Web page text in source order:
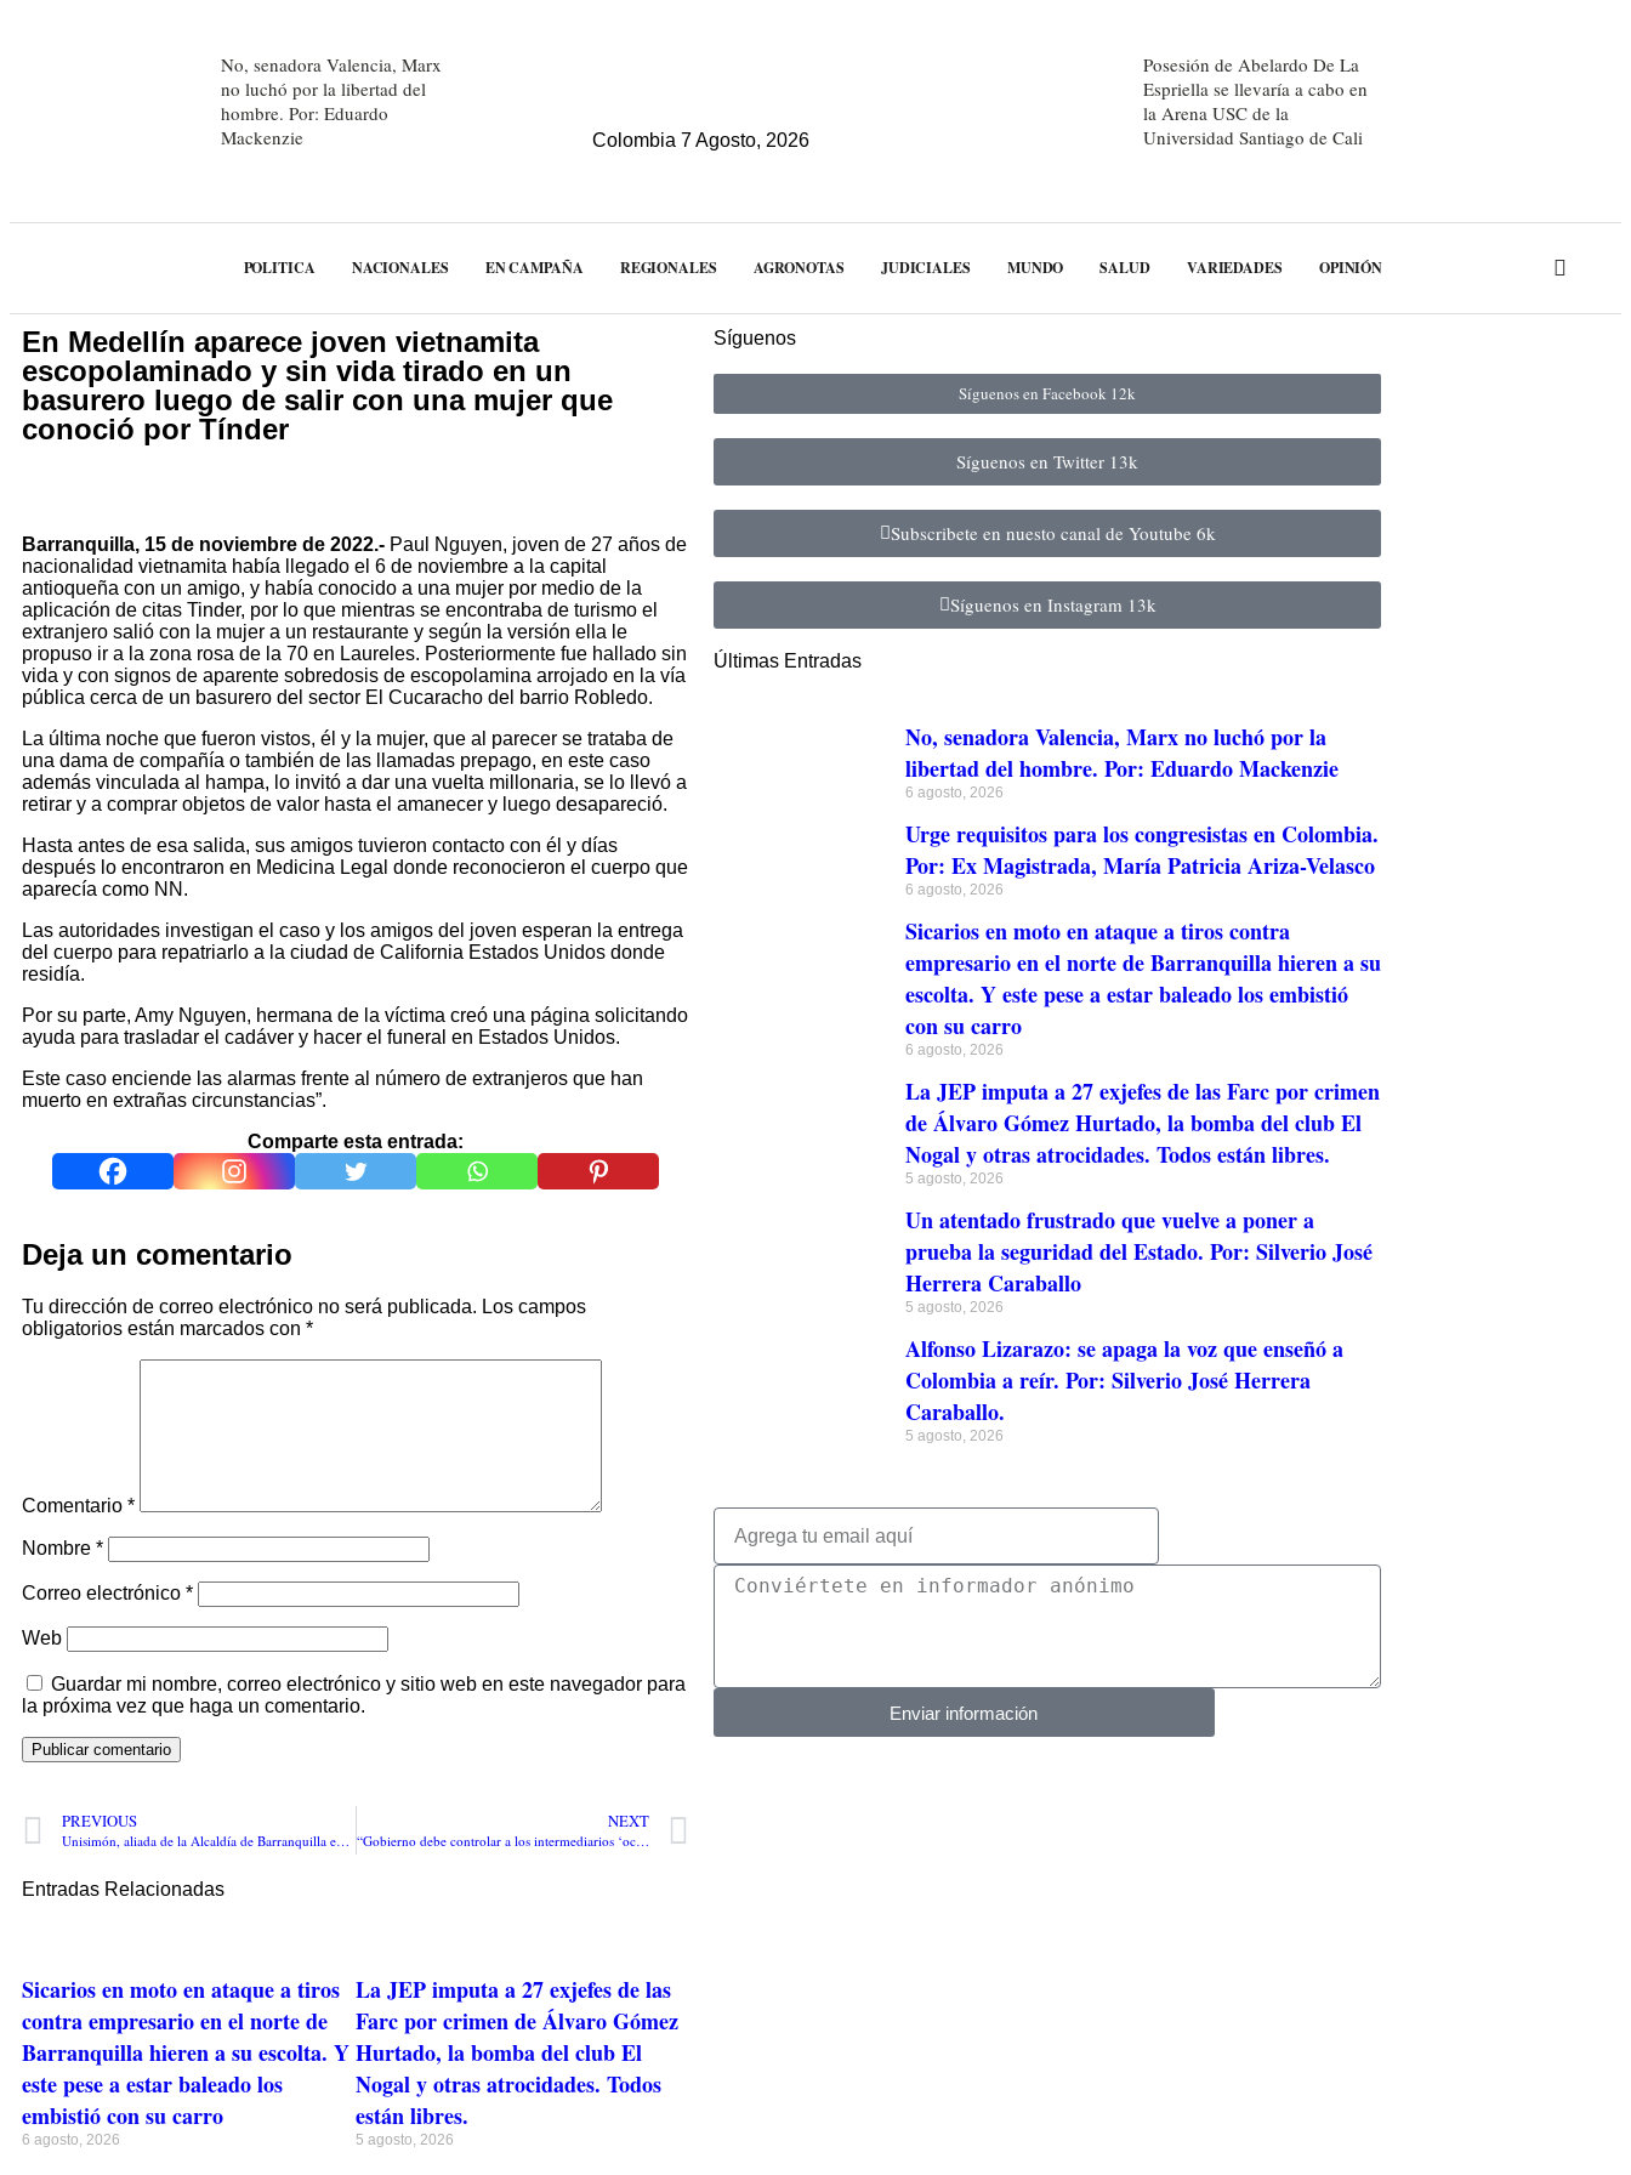
No, senadora Valencia, Marx
no luchó por la libertad del
hombre. Por: Eduardo
Mackenzie
Colombia 7 Agosto, 2026
Posesión de Abelardo De La
Espriella se llevaría a cabo en
la Arena USC de la
Universidad Santiago de Cali
POLITICA NACIONALES EN CAMPAÑA REGIONALES AGRONOTAS JUDICIALES MUNDO SALUD VARIEDADES OPINIÓN
En Medellín aparece joven vietnamita
escopolaminado y sin vida tirado en un
basurero luego de salir con una mujer que
conoció por Tínder
Barranquilla, 15 de noviembre de 2022.- Paul Nguyen, joven de 27 años de
nacionalidad vietnamita había llegado el 6 de noviembre a la capital
antioqueña con un amigo, y había conocido a una mujer por medio de la
aplicación de citas Tinder, por lo que mientras se encontraba de turismo el
extranjero salió con la mujer a un restaurante y según la versión ella le
propuso ir a la zona rosa de la 70 en Laureles. Posteriormente fue hallado sin
vida y con signos de aparente sobredosis de escopolamina arrojado en la vía
pública cerca de un basurero del sector El Cucaracho del barrio Robledo.
La última noche que fueron vistos, él y la mujer, que al parecer se trataba de
una dama de compañía o también de las llamadas prepago, en este caso
además vinculada al hampa, lo invitó a dar una vuelta millonaria, se lo llevó a
retirar y a comprar objetos de valor hasta el amanecer y luego desapareció.
Hasta antes de esa salida, sus amigos tuvieron contacto con él y días
después lo encontraron en Medicina Legal donde reconocieron el cuerpo que
aparecía como NN.
Las autoridades investigan el caso y los amigos del joven esperan la entrega
del cuerpo para repatriarlo a la ciudad de California Estados Unidos donde
residía.
Por su parte, Amy Nguyen, hermana de la víctima creó una página solicitando
ayuda para trasladar el cadáver y hacer el funeral en Estados Unidos.
Este caso enciende las alarmas frente al número de extranjeros que han
muerto en extrañas circunstancias”.
Comparte esta entrada:
Deja un comentario
Tu dirección de correo electrónico no será publicada. Los campos
obligatorios están marcados con *
Comentario *
Nombre *
Correo electrónico *
Web
Guardar mi nombre, correo electrónico y sitio web en este navegador para
la próxima vez que haga un comentario.
PREVIOUS
Unisimón, aliada de la Alcaldía de Barranquilla en campaña internacional contra la Diabetes
NEXT
“Gobierno debe controlar a los intermediarios ‘ociosos’ en la cadena de la carne de res”: Lafaurie Rivera
Entradas Relacionadas
Sicarios en moto en ataque a tiros
contra empresario en el norte de
Barranquilla hieren a su escolta. Y
este pese a estar baleado los
embistió con su carro
6 agosto, 2026
La JEP imputa a 27 exjefes de las
Farc por crimen de Álvaro Gómez
Hurtado, la bomba del club El
Nogal y otras atrocidades. Todos
están libres.
5 agosto, 2026
Síguenos
Síguenos en Facebook 12k
Síguenos en Twitter 13k
Subscribete en nuesto canal de Youtube 6k
Síguenos en Instagram 13k
Últimas Entradas
No, senadora Valencia, Marx no luchó por la
libertad del hombre. Por: Eduardo Mackenzie
6 agosto, 2026
Urge requisitos para los congresistas en Colombia.
Por: Ex Magistrada, María Patricia Ariza-Velasco
6 agosto, 2026
Sicarios en moto en ataque a tiros contra
empresario en el norte de Barranquilla hieren a su
escolta. Y este pese a estar baleado los embistió
con su carro
6 agosto, 2026
La JEP imputa a 27 exjefes de las Farc por crimen
de Álvaro Gómez Hurtado, la bomba del club El
Nogal y otras atrocidades. Todos están libres.
5 agosto, 2026
Un atentado frustrado que vuelve a poner a
prueba la seguridad del Estado. Por: Silverio José
Herrera Caraballo
5 agosto, 2026
Alfonso Lizarazo: se apaga la voz que enseñó a
Colombia a reír. Por: Silverio José Herrera
Caraballo.
5 agosto, 2026
Enviar información